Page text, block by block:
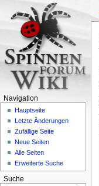
Navigation
Hauptseite
Letzte Änderungen
Zufällige Seite
Neue Seiten
Alle Seiten
Erweiterte Suche
Suche